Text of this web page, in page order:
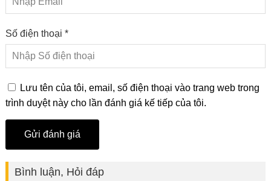
Số điện thoại *
Lưu tên của tôi, email, số điện thoại vào trang web trong
trình duyệt này cho lần đánh giá kế tiếp của tôi.
Bình luận, Hỏi đáp